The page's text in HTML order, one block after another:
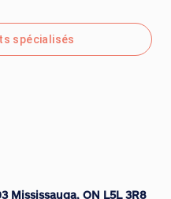
spécialisés
Mississauga, ON L5L 3R8